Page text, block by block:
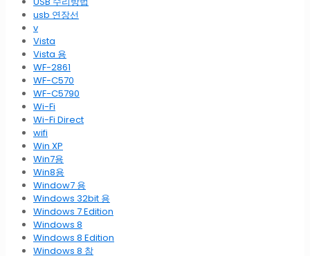
usb 연장선
v
Vista
Vista 용
WF-2861
WF-C570
WF-C5790
Wi-Fi
Wi-Fi Direct
wifi
Win XP
Win7용
Win8용
Window7 용
Windows 32bit 용
Windows 7 Edition
Windows 8
Windows 8 Edition
Windows 8 참